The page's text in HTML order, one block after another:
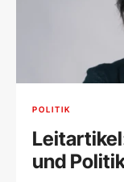
POLITIK
und